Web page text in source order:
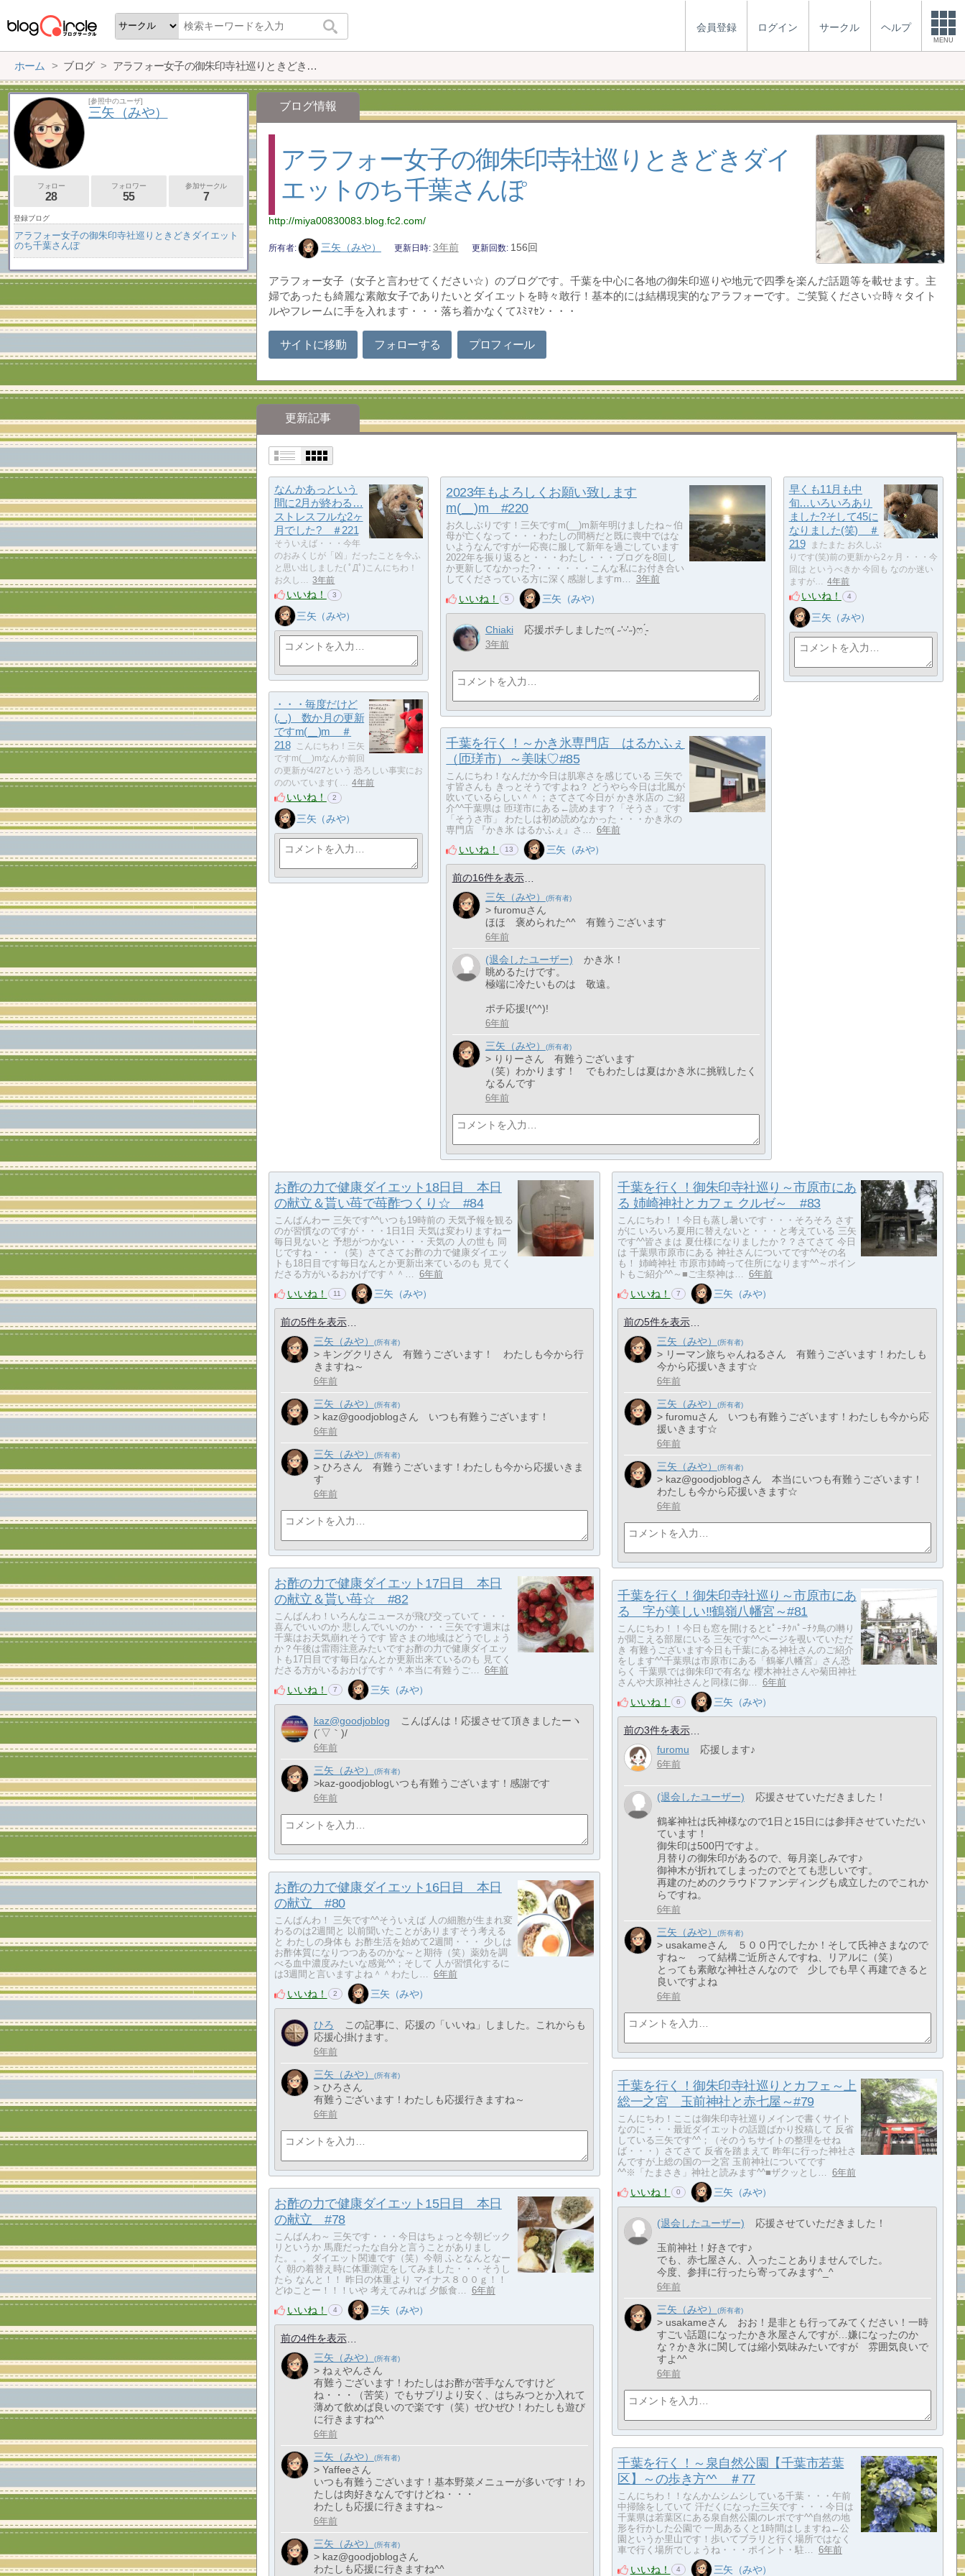
会員登録 ログイン サークル ヘルプ
MENU
ホーム ブログ アラフォー女子の御朱印寺社巡りときどきダイエットのち千葉さんぽ
ブログ情報
アラフォー女子の御朱印寺社巡りときどきダイ
エットのち千葉さんぽ
http://miya00830083.blog.fc2.com/
所有者 三矢（みや） 更新日時 3年前 更新回数 156回
アラフォー女子（女子と言わせてください☆）のブログです。千葉を中心に各地の御朱印巡りや地元で四季を楽んだ話題等を載せます。主
婦であったも綺麗な素敵女子でありたいとダイエットを時々敢行！基本的には結構現実的なアラフォーです。ご笑覧ください☆時々タイト
ルやフレームに手を入れます・・・落ち着かなくてｽﾐﾏｾﾝ・・・
サイトに移動 フォローする プロフィール
更新記事
なんかあっという
間に2月が終わる…
ストレスフルな2ヶ
月でした? ＃221
そういえば・・・今年
のおみくじが「凶」だったことを今ふ
と思い出しました( ﾟДﾟ)こんにちわ！
お久し…
3年前
いいね！ 3
三矢（みや）
2023年もよろしくお願い致します
m(__)m #220
お久しぶりです！三矢ですm(__)m新年明けましたね～伯
母が亡くなって・・・わたしの間柄だと既に喪中ではな
いようなんですが一応喪に服して新年を過ごしています
2022年を振り返ると・・・わたし・・・ブログを8回し
か更新してなかった?・・・・・・こんな私にお付き合い
してくださっている方に深く感謝しますm…
3年前
いいね！ 5 三矢（みや）
Chiaki 応援ポチしましたෆ( ˶'ᵕ'˶)ෆ ̖́-
3年前
早くも11月も中
旬…いろいろあり
ました?そして45に
なりました(笑) ＃
219
またまた お久しぶ
りです(笑)前の更新から2ヶ月・・・今
回は というべきか 今回も なのか迷い
ますが…
4年前
いいね！ 4
三矢（みや）
・・・毎度だけど
(._.) 数か月の更新
ですm(__)m ＃
218
こんにちわ！三矢
ですm(__)mなんか前回
の更新が4/27という 恐ろしい事実にお
ののいています( …
4年前
いいね！ 2
三矢（みや）
千葉を行く！～かき氷専門店 はるかふぇ
（匝瑳市）～美味♡#85
こんにちわ！なんだか今日は肌寒さを感じている 三矢で
す皆さんも きっとそうですよね？ どうやら今日は北風が
吹いているらしい＾＾；さてさて今日が かき氷店の ご紹
介^^千葉県は 匝瑳市にある←読めます？「そうさ」です
「そうさ市」 わたしは初め読めなかった・・・かき氷の
専門店 『かき氷 はるかふぇ』さ…
6年前
いいね！ 13 三矢（みや）
前の16件を表示
三矢（みや）
> furomuさん
ほほ 褒められた^^ 有難うございます
6年前
(退会したユーザー)
かき氷！
眺めるたけです。
極端に冷たいものは 敬遠。
ポチ応援!(^^)!
6年前
三矢（みや）
> りりーさん 有難うございます
（笑）わかります！ でもわたしは夏はかき氷に挑戦したく
なるんです
6年前
お酢の力で健康ダイエット18日目 本日
の献立＆貰い苺で苺酢つくり☆ #84
こんばんわー 三矢です^^いつも19時前の 天気予報を観る
のが習慣なのですが・・・1日1日 天気は変わりますねー
毎日見ないと 予想がつかない・・・天気の 人の世も 同
じですね・・・（笑）さてさてお酢の力で健康ダイエッ
トも18日目です毎日なんとか更新出来ているのも 見てく
ださる方がいるおかげです＾＾…
6年前
いいね！ 11 三矢（みや）
前の5件を表示
三矢（みや）
> キングクリさん 有難うございます！ わたしも今から行
きますね～
6年前
三矢（みや）
> kaz@goodjoblogさん いつも有難うございます！
6年前
三矢（みや）
> ひろさん 有難うございます！わたしも今から応援いきま
す
6年前
千葉を行く！御朱印寺社巡り～市原市にあ
る 姉崎神社とカフェ クルゼ～ #83
こんにちわ！！今日も蒸し暑いです・・・そろそろ さす
がに いろいろ夏用に替えないと・・・と考えている 三矢
です^^皆さまは 夏仕様になりましたか？？さてさて 今日
は 千葉県市原市にある 神社さんについてです^^その名
も！ 姉崎神社 市原市姉崎って住所になります^^～ポイン
トもご紹介^^～■ご主祭神は…
6年前
いいね！ 7 三矢（みや）
前の5件を表示
三矢（みや）
> リーマン旅ちゃんねるさん 有難うございます！わたしも
今から応援いきます☆
6年前
三矢（みや）
> furomuさん いつも有難うございます！わたしも今から応
援いきます☆
6年前
三矢（みや）
> kaz@goodjoblogさん 本当にいつも有難うございます！
わたしも今から応援いきます☆
6年前
お酢の力で健康ダイエット17日目 本日
の献立＆貰い苺☆ #82
こんばんわ！いろんなニュースが飛び交っていて・・・
喜んでいいのか 悲しんでいいのか・・・三矢です週末は
千葉はお天気崩れそうです 皆さまの地域はどうでしょう
か？午後は雷雨注意みたいですお酢の力で健康ダイエッ
トも17日目です毎日なんとか更新出来ているのも 見てく
ださる方がいるおかげです＾＾本当に有難うご…
6年前
いいね！ 7 三矢（みや）
kaz@goodjoblog
こんばんは！応援させて頂きましたーヽ
(´▽｀)/
6年前
三矢（みや）
>kaz-goodjoblogいつも有難うございます！感謝です
6年前
千葉を行く！御朱印寺社巡り～市原市にあ
る 字が美しい‼鶴嶺八幡宮～#81
こんにちわ！！今日も窓を開けるとﾋﾟｰﾁｸﾊﾟｰﾁｸ鳥の囀り
が聞こえる部屋にいる 三矢です^^ページを覗いていただ
き 有難うございます今日も千葉にある神社さんのご紹介
をします^^千葉県は市原市にある「鶴峯八幡宮」さん恐
らく 千葉県では御朱印で有名な 櫻木神社さんや菊田神社
さんや大原神社さんと同様に御…
6年前
いいね！ 6 三矢（みや）
前の3件を表示
furomu
応援します♪
6年前
(退会したユーザー) 応援させていただきました！
鶴峯神社は氏神様なので1日と15日には参拝させていただい
ています！
御朱印は500円ですよ。
月替りの御朱印があるので、毎月楽しみです♪
御神木が折れてしまったのでとても悲しいです。
再建のためのクラウドファンディングも成立したのでこれか
らですね。
6年前
三矢（みや）
> usakameさん ５００円でしたか！そして氏神さまなので
すね～ って結構ご近所さんですね、リアルに（笑）
とっても素敵な神社さんなので 少しでも早く再建できると
良いですよね
6年前
お酢の力で健康ダイエット16日目 本日
の献立 #80
こんばんわ！ 三矢です^^そういえば 人の細胞が生まれ変
わるのは2週間と 以前聞いたことがありますそう考える
と わたしの身体も お酢生活を始めて2週間・・・ 少しは
お酢体質になりつつあるのかな～と期待（笑）薬効を調
べる血中濃度みたいな感覚^^；そして 人が習慣化するに
は3週間と言いますよね＾＾わたし…
6年前
いいね！ 2 三矢（みや）
ひろ
この記事に、応援の「いいね」しました。これからも
応援心掛けます。
6年前
三矢（みや）
> ひろさん
有難うございます！わたしも応援行きますね～
6年前
千葉を行く！御朱印寺社巡りとカフェ～上
総一之宮 玉前神社と赤七屋～#79
こんにちわ！ここは御朱印寺社巡りメインで書くサイト
なのに・・・最近ダイエットの話題ばかり投稿して 反省
している三矢です^^；（そのうちサイトの整理をせね
ば・・・）さてさて 反省を踏まえて 昨年に行った神社さ
んですが上総の国の一之宮 玉前神社についてです
^^※「たまさき」神社と読みます^^■ザクッとし…
6年前
いいね！ 0 三矢（みや）
(退会したユーザー) 応援させていただきました！
玉前神社！好きです♪
でも、赤七屋さん、入ったことありませんでした。
今度、参拝に行ったら寄ってみます^_^
6年前
三矢（みや）
> usakameさん おお！是非とも行ってみてください！一時
すごい話題になったかき氷屋さんですが…嫌になったのか
な？かき氷に関しては縮小気味みたいですが 雰囲気良いで
すよ^^
6年前
お酢の力で健康ダイエット15日目 本日
の献立 #78
こんばんわ～ 三矢です・・・今日はちょっと今朝ビック
リというか 馬鹿だったな自分と言うことがありまし
た。。。ダイエット関連です（笑）今朝 ふとなんとなー
く 朝の着替え時に体重測定をしてみました・・・そうし
たら なんと！！ 昨日の体重より マイナス８００ｇ！！
どゆことー！！！いや 考えてみれば 夕飯食…
6年前
いいね！ 4 三矢（みや）
前の4件を表示
三矢（みや）
> ねぇやんさん
有難うございます！わたしはお酢が苦手なんですけど
ね・・・（苦笑）でもサプリより安く、はちみつとか入れて
薄めて飲めば良いので楽です（笑）ぜひぜひ！わたしも遊び
に行きますね^^
6年前
三矢（みや）
> Yaffeeさん
いつも有難うございます！基本野菜メニューが多いです！わ
たしは肉好きなんですけどね・・・
わたしも応援に行きますね～
6年前
三矢（みや）
> kaz@goodjoblogさん
わたしも応援に行きますね^^
千葉を行く！～泉自然公園【千葉市若葉
区】～の歩き方^^ ＃77
こんにちわ！！なんかムシムシしている千葉・・・午前
中掃除をしていて 汗だくになった三矢です・・・今日は
千葉県は若葉区にある泉自然公園のレポです^^自然の地
形を行かした公園で 一周あるくと1時間はしますね←公
園というか里山です！歩いてブラリと行く場所ではなく
車で行く場所でしょうね・・・ポイント・駐…
6年前
いいね！ 4 三矢（みや）
[参照中のユーザ]
三矢（みや）
フォロー
28
フォロワー
55
参加サークル
7
登録ブログ
アラフォー女子の御朱印寺社巡りときどきダイエット
のち千葉さんぽ